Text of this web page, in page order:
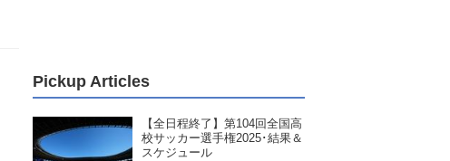
Pickup Articles
【全日程終了】第104回全国高
校サッカー選手権2025･結果＆
スケジュール